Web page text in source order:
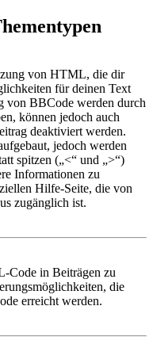
von HTML, die dir
für deinen Text
von BBCode werden durch
können jedoch auch
deaktiviert werden.
jedoch werden
spitzen („<“ und „>“)
Informationen zu
Hilfe-Seite, die von
zugänglich ist.
Code in Beiträgen zu
die
erreicht werden.